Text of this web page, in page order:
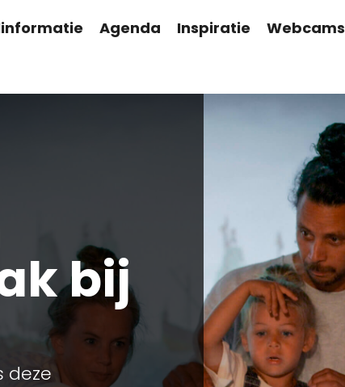
Agenda Inspiratie Webcams
bij
deze